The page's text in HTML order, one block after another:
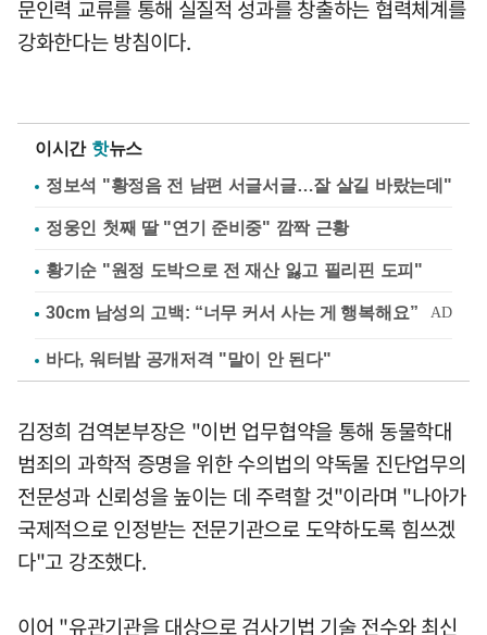
문인력 교류를 통해 실질적 성과를 창출하는 협력체계를
강화한다는 방침이다.
이시간 핫뉴스
정보석 "황정음 전 남편 서글서글…잘 살길 바랐는데"
정웅인 첫째 딸 "연기 준비중" 깜짝 근황
황기순 "원정 도박으로 전 재산 잃고 필리핀 도피"
바다, 워터밤 공개저격 "말이 안 된다"
김정희 검역본부장은 "이번 업무협약을 통해 동물학대
범죄의 과학적 증명을 위한 수의법의 약독물 진단업무의
전문성과 신뢰성을 높이는 데 주력할 것"이라며 "나아가
국제적으로 인정받는 전문기관으로 도약하도록 힘쓰겠
다"고 강조했다.
이어 "유관기관을 대상으로 검사기법 기술 전수와 최신